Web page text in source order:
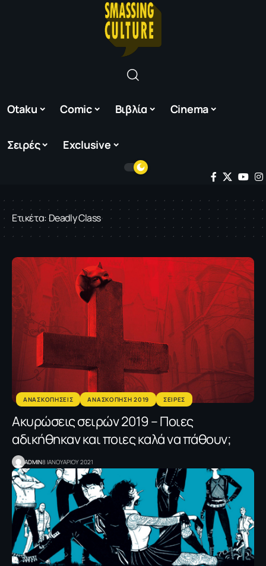
Otaku Comic Βιβλία Cinema
Σειρές Exclusive
Ετικέτα:Deadly Class
ΑΝΑΣΚΟΠΗΣΕΙΣ ΑΝΑΣΚΟΠΗΣΗ 2019 ΣΕΙΡΕΣ
Ακυρώσεις σειρών 2019 – Ποιες
αδικήθηκαν και ποιες καλά να πάθουν;
ADMIN8 ΙΑΝΟΥΑΡΙΟΥ 2021